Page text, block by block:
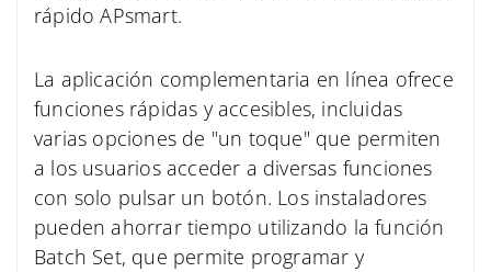
rápido APsmart.
La aplicación complementaria en línea ofrece
funciones rápidas y accesibles, incluidas
varias opciones de "un toque" que permiten
a los usuarios acceder a diversas funciones
con solo pulsar un botón. Los instaladores
pueden ahorrar tiempo utilizando la función
Batch Set, que permite programar y